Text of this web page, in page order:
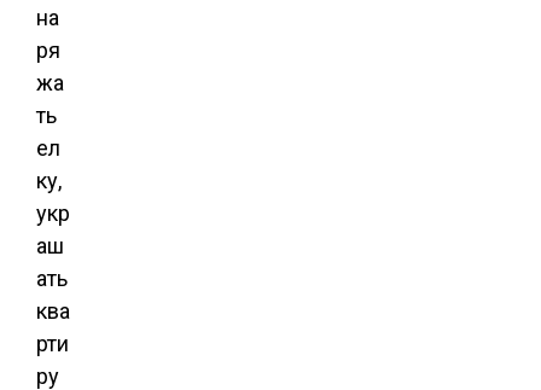
на
ря
жа
ть
ел
ку,
укр
аш
ать
ква
рти
ру